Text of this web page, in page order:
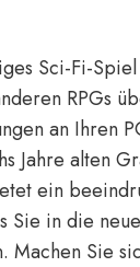
Sci-Fi-
RPGs
an Ihren
Jahre alten
ein
Sie in die
Machen Sie